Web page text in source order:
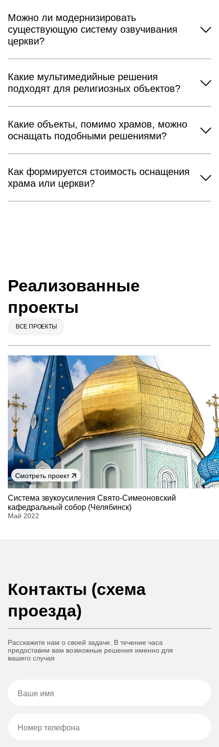
Можно ли модернизировать
существующую систему озвучивания
церкви?
Какие мультимедийные решения
подходят для религиозных объектов?
Какие объекты, помимо храмов, можно
оснащать подобными решениями?
Как формируется стоимость оснащения
храма или церкви?
Реализованные
проекты
ВСЕ ПРОЕКТЫ
Смотреть проект
Cистема звукоусиления Свято-Симеоновский
кафедральный собор (Челябинск)
Май 2022
Контакты (схема
проезда)
Расскажите нам о своей задаче. В течение часа
предоставим вам возможные решения именно для
вашего случая